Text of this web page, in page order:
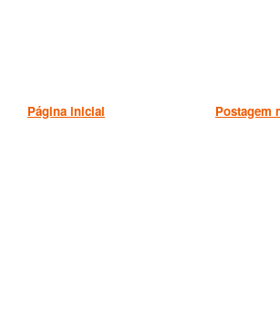
Postagem
Página inicial